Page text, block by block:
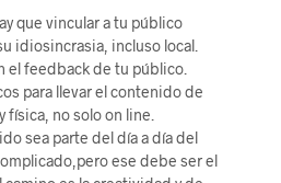
que vincular a tu público
idiosincrasia, incluso local.
el feedback de tu público.
para llevar el contenido de
física, no solo on line.
sea parte del día a día del
ese debe ser el